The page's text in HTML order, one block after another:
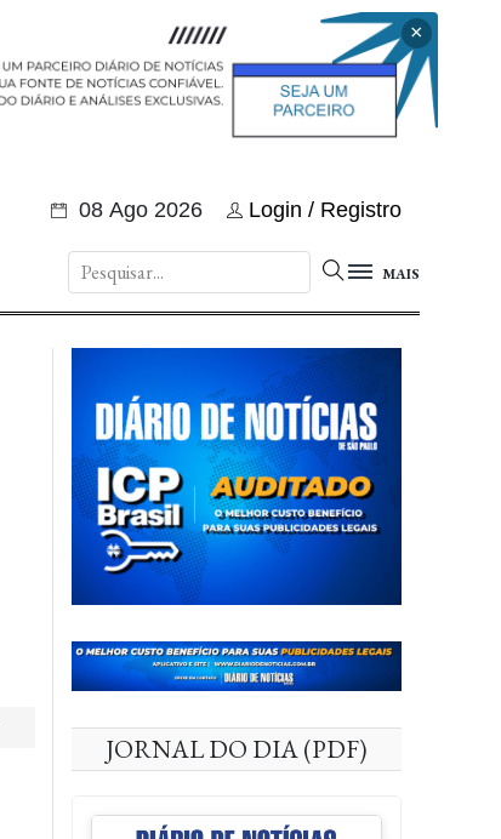
×
08 Ago 2026 Login / Registro
MAIS
JORNAL DO DIA (PDF)